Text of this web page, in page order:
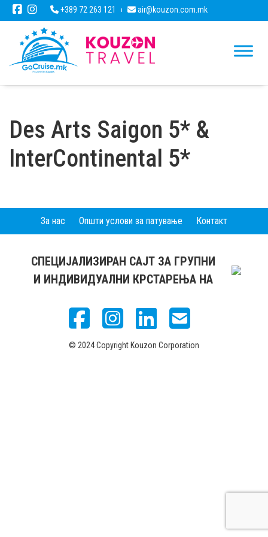
+389 72 263 121 air@kouzon.com.mk
Des Arts Saigon 5* &
InterContinental 5*
За нас Општи услови за патување Контакт
СПЕЦИЈАЛИЗИРАН САЈТ ЗА ГРУПНИ
И ИНДИВИДУАЛНИ КРСТАРЕЊА НА
© 2024 Copyright Kouzon Corporation